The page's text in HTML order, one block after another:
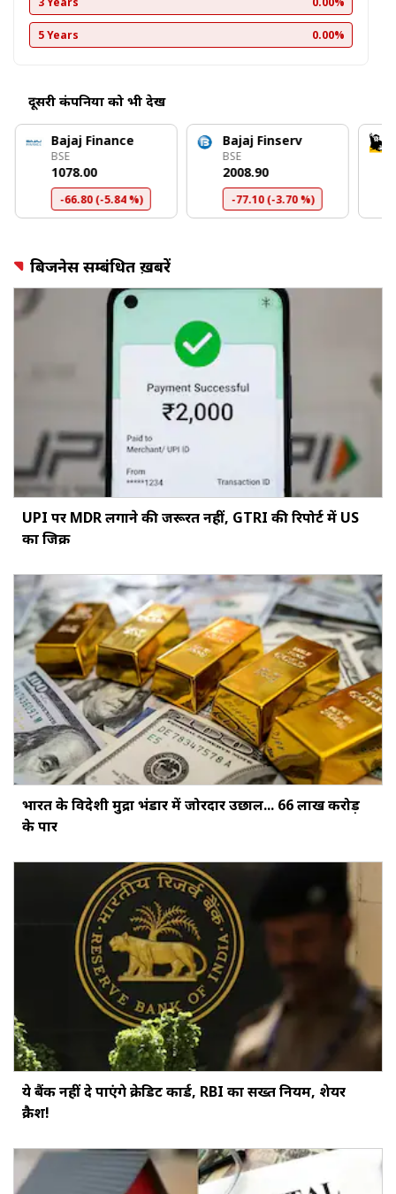
5 Years 0.00%
दूसरी कंपनियों को भी देखें
Bajaj Finance
BSE
₹1078.00
-66.80 (-5.84 %)
Bajaj Finserv
BSE
₹2008.90
-77.10 (-3.70 %)
बिजनेस सम्बंधित ख़बरें
UPI पर MDR लगाने की जरूरत नहीं, GTRI की रिपोर्ट में US
का जिक्र
भारत के विदेशी मुद्रा भंडार में जोरदार उछाल... ₹66 लाख करोड़
के पार
ये बैंक नहीं दे पाएंगे क्रेडिट कार्ड, RBI का सख्‍त नियम, शेयर
क्रैश!